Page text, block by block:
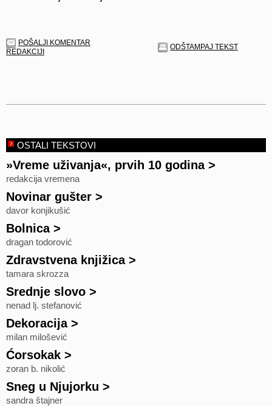
POŠALJI KOMENTAR
REDAKCIJI
ODŠTAMPAJ TEKST
OSTALI TEKSTOVI
»Vreme uživanja«, prvih 10 godina>
redakcija vremena
Novinar gušter >
davor konjikušić
Bolnica>
dragan todorović
Zdravstvena knjižica>
tamara skrozza
Srednje slovo >
nenad lj. stefanović
Dekoracija>
milan milošević
Ćorsokak >
zoran b. nikolić
Sneg u Njujorku >
sandra štajner